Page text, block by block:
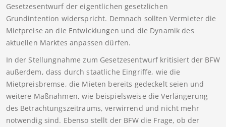
Gesetzesentwurf der eigentlichen gesetzlichen
Grundintention widerspricht. Demnach sollten Vermieter die
Mietpreise an die Entwicklungen und die Dynamik des
aktuellen Marktes anpassen dürfen.
In der Stellungnahme zum Gesetzesentwurf kritisiert der BFW
außerdem, dass durch staatliche Eingriffe, wie die
Mietpreisbremse, die Mieten bereits gedeckelt seien und
weitere Maßnahmen, wie beispielsweise die Verlängerung
des Betrachtungszeitraums, verwirrend und nicht mehr
notwendig sind. Ebenso stellt der BFW die Frage, ob der